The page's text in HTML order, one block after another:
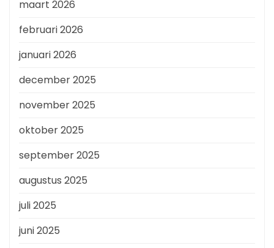
maart 2026
februari 2026
januari 2026
december 2025
november 2025
oktober 2025
september 2025
augustus 2025
juli 2025
juni 2025